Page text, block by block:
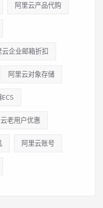
阿里云产品代购
云企业邮箱折扣
阿里云对象存储
老用户优惠
阿里云账号